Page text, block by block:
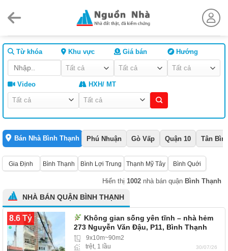
Từ khóa Khu vực Giá bán Hướng
Video HXH/ MT
Bán Nhà Bình Thạnh Phú Nhuận Gò Vấp Quận 10 Tân
Gia Định Bình Thạnh Bình Lợi Trung Thạnh Mỹ Tây Bình Quới
Hiển thị 1002 nhà bán quận Bình Thạnh
NHÀ BÁN QUẬN BÌNH THẠNH
8.6 Tỷ
Không gian sống yên tĩnh – nhà hẻm
273 Nguyễn Văn Đậu, P11, Bình Thạnh
9x10m~90m2
trệt, 1 lầu
30/07/26